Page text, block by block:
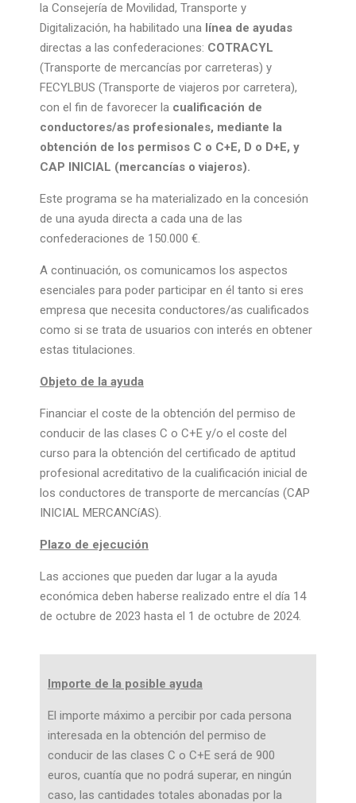
la Consejería de Movilidad, Transporte y
Digitalización, ha habilitado una línea de ayudas
directas a las confederaciones: COTRACYL
(Transporte de mercancías por carreteras) y
FECYLBUS (Transporte de viajeros por carretera),
con el fin de favorecer la cualificación de
conductores/as profesionales, mediante la
obtención de los permisos C o C+E, D o D+E, y
CAP INICIAL (mercancías o viajeros).
Este programa se ha materializado en la concesión
de una ayuda directa a cada una de las
confederaciones de 150.000 €.
A continuación, os comunicamos los aspectos
esenciales para poder participar en él tanto si eres
empresa que necesita conductores/as cualificados
como si se trata de usuarios con interés en obtener
estas titulaciones.
Objeto de la ayuda
Financiar el coste de la obtención del permiso de
conducir de las clases C o C+E y/o el coste del
curso para la obtención del certificado de aptitud
profesional acreditativo de la cualificación inicial de
los conductores de transporte de mercancías (CAP
INICIAL MERCANCíAS).
Plazo de ejecución
Las acciones que pueden dar lugar a la ayuda
económica deben haberse realizado entre el día 14
de octubre de 2023 hasta el 1 de octubre de 2024.
Importe de la posible ayuda
El importe máximo a percibir por cada persona
interesada en la obtención del permiso de
conducir de las clases C o C+E será de 900
euros, cuantía que no podrá superar, en ningún
caso, las cantidades totales abonadas por la